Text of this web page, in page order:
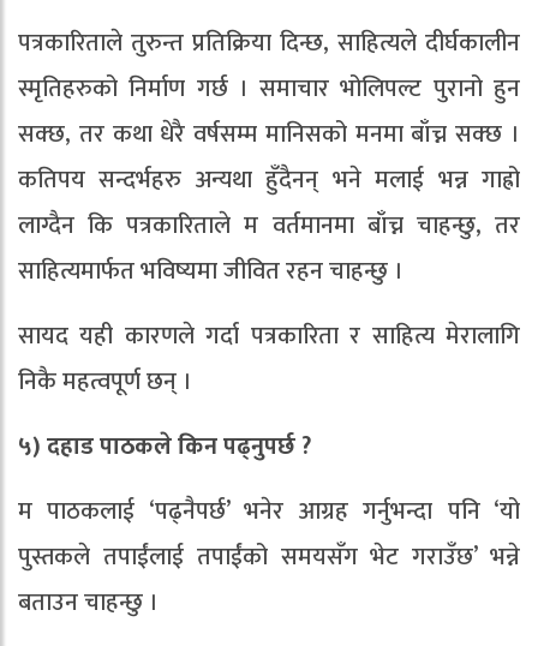
पत्रकारिताले तुरुन्त प्रतिक्रिया दिन्छ, साहित्यले दीर्घकालीन
स्मृतिहरुको निर्माण गर्छ । समाचार भोलिपल्ट पुरानो हुन
सक्छ, तर कथा धेरै वर्षसम्म मानिसको मनमा बाँच्न सक्छ ।
कतिपय सन्दर्भहरु अन्यथा हुँदैनन् भने मलाई भन्न गाह्रो
लाग्दैन कि पत्रकारिताले म वर्तमानमा बाँच्न चाहन्छु, तर
साहित्यमार्फत भविष्यमा जीवित रहन चाहन्छु ।
सायद यही कारणले गर्दा पत्रकारिता र साहित्य मेरालागि
निकै महत्वपूर्ण छन् ।
५) दहाड पाठकले किन पढ्नुपर्छ ?
म पाठकलाई ‘पढ्नैपर्छ’ भनेर आग्रह गर्नुभन्दा पनि ‘यो
पुस्तकले तपाईंलाई तपाईंको समयसँग भेट गराउँछ’ भन्ने
बताउन चाहन्छु ।